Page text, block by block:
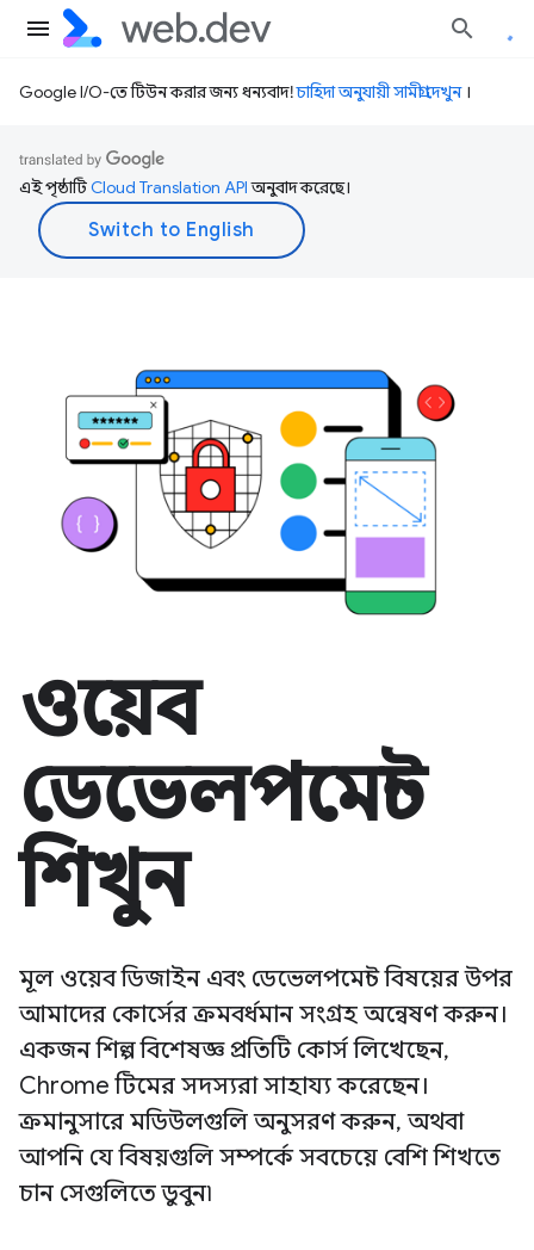
Google I/O-তে টিউন করার জন্য ধন্যবাদ!চাহিদা অনুযায়ী সামগ্রী দেখুন।
এই পৃষ্ঠাটিCloud Translation APIঅনুবাদ করেছে।
ওয়েব
ডেভেলপমেন্ট
শিখুন
মূল ওয়েব ডিজাইন এবং ডেভেলপমেন্ট বিষয়ের উপর
আমাদের কোর্সের ক্রমবর্ধমান সংগ্রহ অন্বেষণ করুন।
একজন শিল্প বিশেষজ্ঞ প্রতিটি কোর্স লিখেছেন,
Chrome টিমের সদস্যরা সাহায্য করেছেন।
ক্রমানুসারে মডিউলগুলি অনুসরণ করুন, অথবা
আপনি যে বিষয়গুলি সম্পর্কে সবচেয়ে বেশি শিখতে
চান সেগুলিতে ডুবুন৷